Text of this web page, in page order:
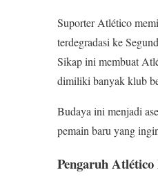
Suporter Atlético
terdegradasi ke
Sikap ini membuat
dimiliki banyak klub
Budaya ini menjadi
pemain baru yang
Pengaruh